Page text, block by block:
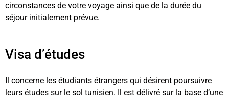
circonstances de votre voyage ainsi que de la durée du
séjour initialement prévue.
Visa d’études
Il concerne les étudiants étrangers qui désirent poursuivre
leurs études sur le sol tunisien. Il est délivré sur la base d’une